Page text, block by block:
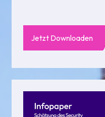
Jetzt Downloaden